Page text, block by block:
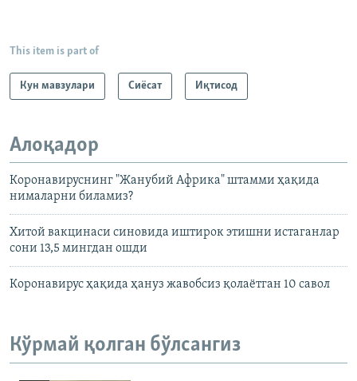
This item is part of
Кун мавзулари Сиёсат Иқтисод
Алоқадор
Коронавируснинг "Жанубий Африка" штамми ҳақида
нималарни биламиз?
Хитой вакцинаси синовида иштирок этишни истаганлар
сони 13,5 мингдан ошди
Коронавирус ҳақида ҳануз жавобсиз қолаётган 10 савол
Кўрмай қолган бўлсангиз